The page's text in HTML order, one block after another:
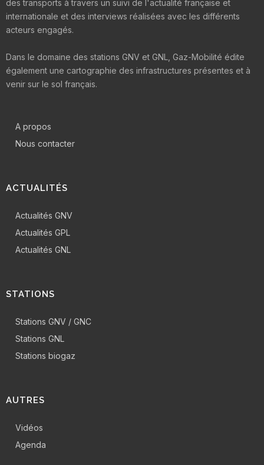
des transports à travers un suivi de l'actualité française et
internationale et des interviews réalisées avec les différents
acteurs engagés.
Dans le domaine des stations GNV et GNL, Gaz-Mobilité édite
également une cartographie des infrastructures présentes et à
venir sur le sol français.
A propos
Nous contacter
ACTUALITÉS
Actualités GNV
Actualités GPL
Actualités GNL
STATIONS
Stations GNV / GNC
Stations GNL
Stations biogaz
AUTRES
Vidéos
Agenda